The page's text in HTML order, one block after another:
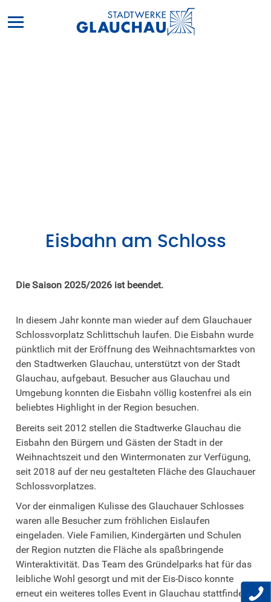
Eisbahn am Schloss
Die Saison 2025/2026 ist beendet.
In diesem Jahr konnte man wieder auf dem Glauchauer
Schlossvorplatz Schlittschuh laufen. Die Eisbahn wurde
pünktlich mit der Eröffnung des Weihnachtsmarktes von
den Stadtwerken Glauchau, unterstützt von der Stadt
Glauchau, aufgebaut. Besucher aus Glauchau und
Umgebung konnten die Eisbahn völlig kostenfrei als ein
beliebtes Highlight in der Region besuchen.
Bereits seit 2012 stellen die Stadtwerke Glauchau die
Eisbahn den Bürgern und Gästen der Stadt in der
Weihnachtszeit und den Wintermonaten zur Verfügung,
seit 2018 auf der neu gestalteten Fläche des Glauchauer
Schlossvorplatzes.
Vor der einmaligen Kulisse des Glauchauer Schlosses
waren alle Besucher zum fröhlichen Eislaufen
eingeladen. Viele Familien, Kindergärten und Schulen
der Region nutzten die Fläche als spaßbringende
Winteraktivität. Das Team des Gründelparks hat für das
leibliche Wohl gesorgt und mit der Eis-Disco konnte
erneut ein weiteres tolles Event in Glauchau stattfinden.